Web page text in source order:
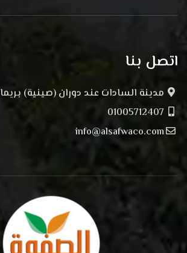
اتصل بنا
مدينة السادات عند دوران (صينية) بريما
info@alsafwaco.com